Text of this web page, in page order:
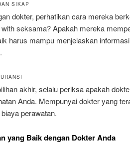
SIKAP
dokter, perhatikan cara mereka
seksama? Apakah mereka
harus mampu menjelaskan
akhir, selalu periksa apakah
Anda. Mempunyai dokter yang
perawatan.
yang Baik dengan Dokter Anda